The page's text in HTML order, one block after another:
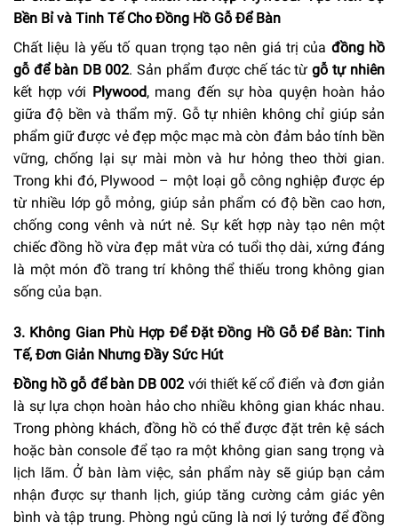
Bền Bỉ và Tinh Tế Cho Đồng Hồ Gỗ Để Bàn
Chất liệu là yếu tố quan trọng tạo nên giá trị của đồng hồ
gỗ để bàn DB 002. Sản phẩm được chế tác từgỗ tự nhiên
kết hợp với Plywood, mang đến sự hòa quyện hoàn hảo
giữa độ bền và thẩm mỹ. Gỗ tự nhiên không chỉ giúp sản
phẩm giữ được vẻ đẹp mộc mạc mà còn đảm bảo tính bền
vững, chống lại sự mài mòn và hư hỏng theo thời gian.
Trong khi đó, Plywood – một loại gỗ công nghiệp được ép
từ nhiều lớp gỗ mỏng, giúp sản phẩm có độ bền cao hơn,
chống cong vênh và nứt nẻ. Sự kết hợp này tạo nên một
chiếc đồng hồ vừa đẹp mắt vừa có tuổi thọ dài, xứng đáng
là một món đồ trang trí không thể thiếu trong không gian
sống của bạn.
3. Không Gian Phù Hợp Để Đặt Đồng Hồ Gỗ Để Bàn: Tinh
Tế, Đơn Giản Nhưng Đầy Sức Hút
Đồng hồ gỗ để bàn DB 002 với thiết kế cổ điển và đơn giản
là sự lựa chọn hoàn hảo cho nhiều không gian khác nhau.
Trong phòng khách, đồng hồ có thể được đặt trên kệ sách
hoặc bàn console để tạo ra một không gian sang trọng và
lịch lãm. Ở bàn làm việc, sản phẩm này sẽ giúp bạn cảm
nhận được sự thanh lịch, giúp tăng cường cảm giác yên
bình và tập trung. Phòng ngủ cũng là nơi lý tưởng để đồng